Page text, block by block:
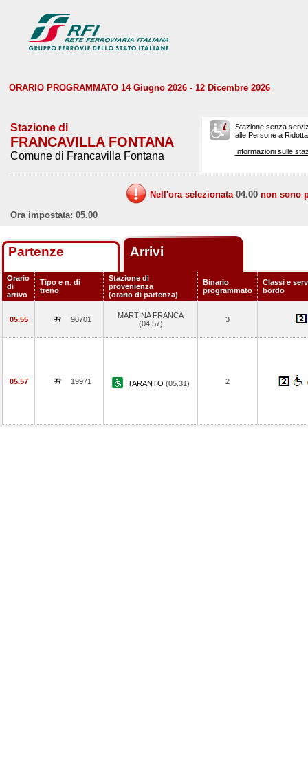
ORARIO PROGRAMMATO 14 Giugno 2026 - 12 Dicembre 2026
Stazione di
FRANCAVILLA FONTANA
Comune di Francavilla Fontana
Stazione senza
alle Persone a
Informazioni sulle
Nell'ora selezionata 04.00 non sono
Ora impostata: 05.00
Partenze Arrivi
Orario
di
arrivo
Tipo e n. di
treno
Stazione di
provenienza
(orario di partenza)
Binario
programmato
Classi e
bordo
05.55 90701
MARTINA FRANCA
(04.57)
3
05.57 19971 TARANTO (05.31) 2